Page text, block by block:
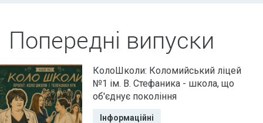
Попередні випуски
КолоШколи: Коломийський ліцей
№1 ім. В. Стефаника - школа, що
об'єднує покоління
Інформаційні